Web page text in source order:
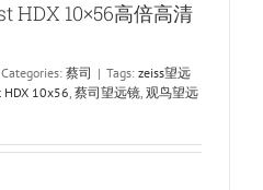
HDX 10×56高倍高清
Categories: 蔡司 | Tags: zeiss望远
HDX 10x56, 蔡司望远镜, 观鸟望远